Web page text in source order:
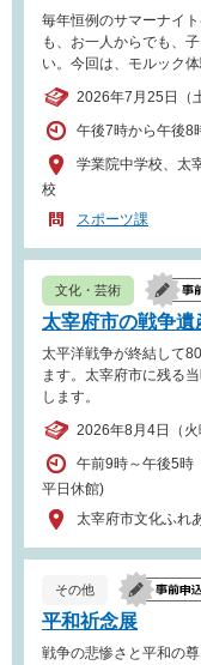
毎年恒例のサマーナイ
も、お一人からでも、
い。今回は、モルック
2026年7月25日（
午後7時から午後8
学業院中学校、太
校
スポーツ課
文化・芸術
太宰府市の戦争遺
太平洋戦争が終結して
ます。太宰府市に残る
します。
2026年8月4日（火
午前9時～午後5時
平日休館)
太宰府市文化ふれ
その他
平和祈念展
戦争の悲惨さと平和の